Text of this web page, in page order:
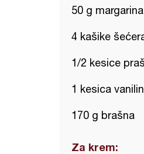
50 g margarina
4 kašike
1/2 kesice
1 kesica
170 g brašna
Za krem: